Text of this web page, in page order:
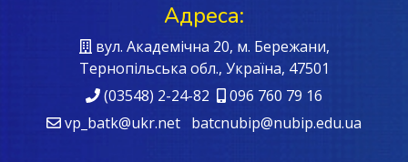
Адреса:
вул. Академічна 20, м. Бережани,
Тернопільська обл., Україна, 47501
(03548) 2-24-82
096 760 79 16
vp_batk@ukr.net batcnubip@nubip.edu.ua